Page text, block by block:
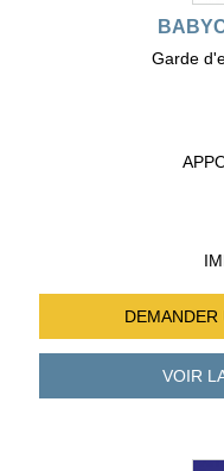
Garde
DEMANDER
VOIR